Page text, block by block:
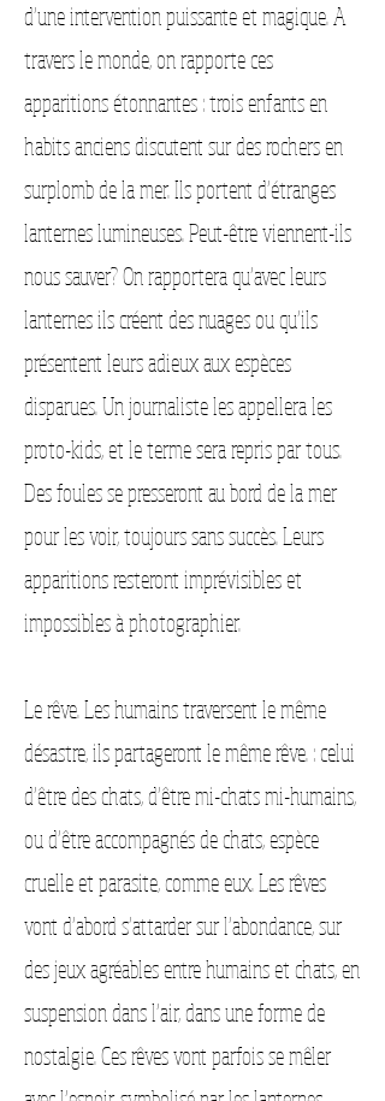
d’une intervention puissante et magique. A
travers le monde, on rapporte ces
apparitions étonnantes : trois enfants en
habits anciens discutent sur des rochers en
surplomb de la mer. Ils portent d’étranges
lanternes lumineuses. Peut-être viennent-ils
nous sauver? On rapportera qu’avec leurs
lanternes ils créent des nuages ou qu’ils
présentent leurs adieux aux espèces
disparues. Un journaliste les appellera les
proto-kids, et le terme sera repris par tous.
Des foules se presseront au bord de la mer
pour les voir, toujours sans succès. Leurs
apparitions resteront imprévisibles et
impossibles à photographier.
Le rêve. Les humains traversent le même
désastre, ils partageront le même rêve. : celui
d’être des chats, d’être mi-chats mi-humains,
ou d’être accompagnés de chats, espèce
cruelle et parasite, comme eux. Les rêves
vont d’abord s’attarder sur l’abondance, sur
des jeux agréables entre humains et chats, en
suspension dans l’air, dans une forme de
nostalgie. Ces rêves vont parfois se mêler